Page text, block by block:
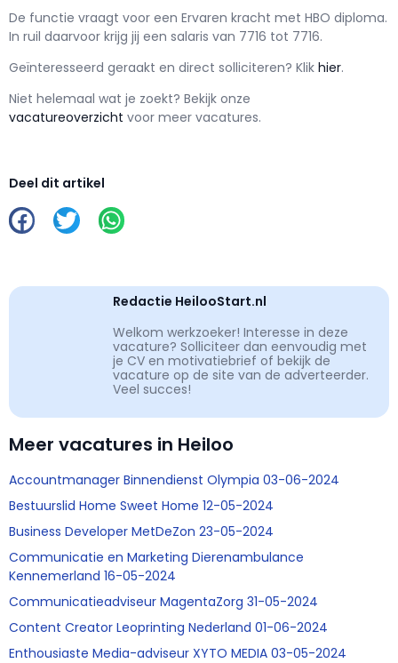
De functie vraagt voor een Ervaren kracht met HBO diploma.
In ruil daarvoor krijg jij een salaris van 7716 tot 7716.
Geïnteresseerd geraakt en direct solliciteren? Klik hier.
Niet helemaal wat je zoekt? Bekijk onze
vacatureoverzicht voor meer vacatures.
Deel dit artikel
Redactie HeilooStart.nl
Welkom werkzoeker! Interesse in deze
vacature? Solliciteer dan eenvoudig met
je CV en motivatiebrief of bekijk de
vacature op de site van de adverteerder.
Veel succes!
Meer vacatures in Heiloo
Accountmanager Binnendienst Olympia 03-06-2024
Bestuurslid Home Sweet Home 12-05-2024
Business Developer MetDeZon 23-05-2024
Communicatie en Marketing Dierenambulance
Kennemerland 16-05-2024
Communicatieadviseur MagentaZorg 31-05-2024
Content Creator Leoprinting Nederland 01-06-2024
Enthousiaste Media-adviseur XYTO MEDIA 03-05-2024